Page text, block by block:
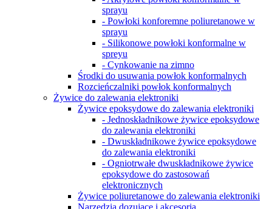
sprayu
- Powłoki konforemne poliuretanowe w
sprayu
- Silikonowe powłoki konformalne w
spreyu
- Cynkowanie na zimno
Środki do usuwania powłok konformalnych
Rozcieńczalniki powłok konformalnych
Żywice do zalewania elektroniki
Żywice epoksydowe do zalewania elektroniki
- Jednoskładnikowe żywice epoksydowe
do zalewania elektroniki
- Dwuskładnikowe żywice epoksydowe
do zalewania elektroniki
- Ogniotrwałe dwuskładnikowe żywice
epoksydowe do zastosowań
elektronicznych
Żywice poliuretanowe do zalewania elektroniki
Narzędzia dozujące i akcesoria